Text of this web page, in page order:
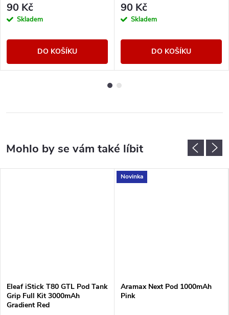
90 Kč
Skladem
DO KOŠÍKU
90 Kč
Skladem
DO KOŠÍKU
Eleaf iStick T80 GTL Pod Tank
Grip Full Kit 3000mAh
Gradient Red
Novinka
Aramax Next Pod 1000mAh
Pink